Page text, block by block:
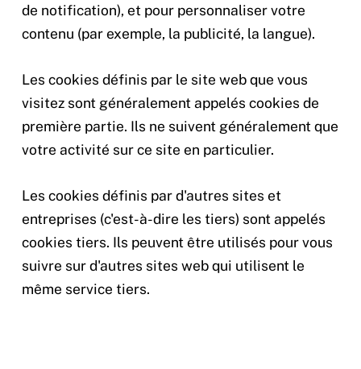
de notification), et pour personnaliser votre
contenu (par exemple, la publicité, la langue).
Les cookies définis par le site web que vous
visitez sont généralement appelés cookies de
première partie. Ils ne suivent généralement que
votre activité sur ce site en particulier.
Les cookies définis par d'autres sites et
entreprises (c'est-à-dire les tiers) sont appelés
cookies tiers. Ils peuvent être utilisés pour vous
suivre sur d'autres sites web qui utilisent le
même service tiers.